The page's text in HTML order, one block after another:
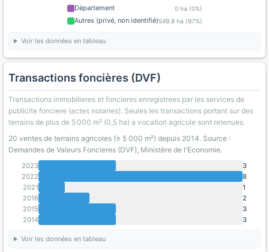
Département 0 ha (0%)
Autres (privé, non identifié)549.8 ha (97%)
Voir les données en tableau
Transactions foncières (DVF)
Transactions immobilieres et foncieres enregistrees par les services de
publicite fonciere (actes notaries). Seules les transactions portant sur des
terrains de plus de 5 000 m² (0,5 ha) a vocation agricole sont retenues.
20 ventes de terrains agricoles (≥ 5 000 m²) depuis 2014. Source :
Demandes de Valeurs Foncieres (DVF), Ministère de l'Economie.
2023
3
2022
8
2021
1
2016
2
2015
3
2014
3
Voir les données en tableau